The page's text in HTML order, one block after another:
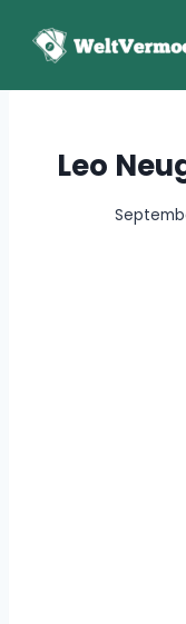
Inhalt
Leo